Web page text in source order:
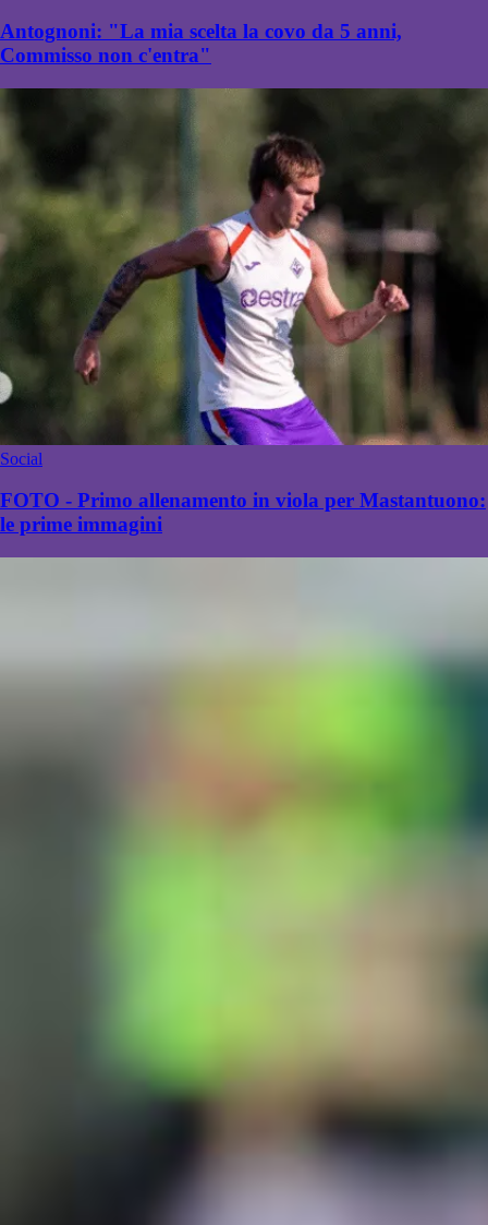
Antognoni: "La mia scelta la covo da 5 anni,
Commisso non c'entra"
Social
FOTO - Primo allenamento in viola per Mastantuono:
le prime immagini